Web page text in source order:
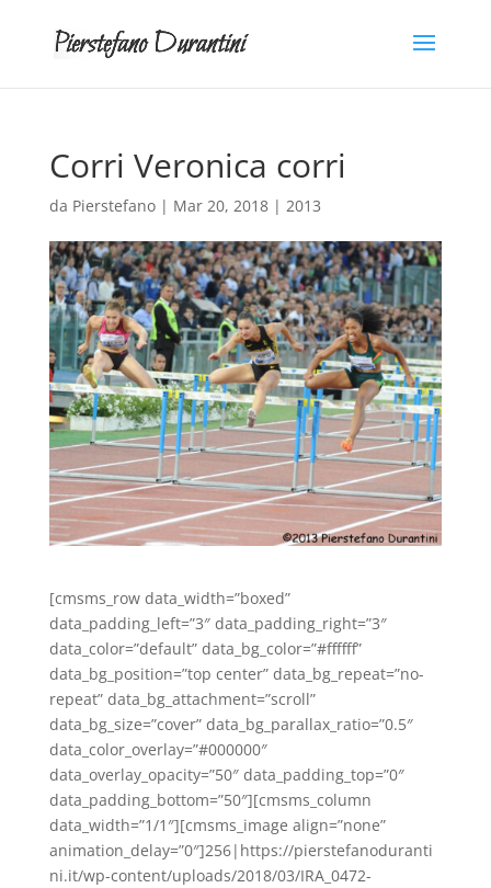
Corri Veronica corri
da Pierstefano| Mar 20, 2018| 2013
[cmsms_row data_width=”boxed”
data_padding_left=”3″ data_padding_right=”3″
data_color=”default” data_bg_color=”#ffffff”
data_bg_position=”top center” data_bg_repeat=”no-
repeat” data_bg_attachment=”scroll”
data_bg_size=”cover” data_bg_parallax_ratio=”0.5″
data_color_overlay=”#000000″
data_overlay_opacity=”50″ data_padding_top=”0″
data_padding_bottom=”50″][cmsms_column
data_width=”1/1″][cmsms_image align=”none”
animation_delay=”0″]256|https://pierstefanoduranti
ni.it/wp-content/uploads/2018/03/IRA_0472-